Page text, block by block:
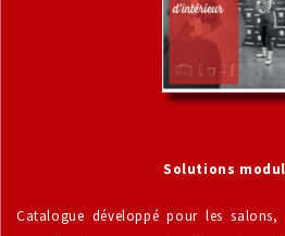
Solutions
Catalogue développé pour les salons,